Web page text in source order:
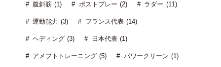
腹斜筋 (1) ポストプレー (2) ラダー (11)
運動能力 (3) フランス代表 (14)
ヘディング (3) 日本代表 (1)
アメフトトレーニング (5) パワークリーン (1)